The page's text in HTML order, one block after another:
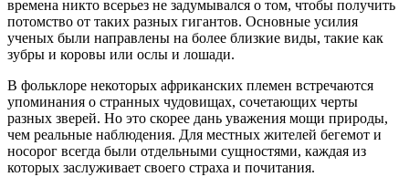
времена никто всерьез не задумывался о том, чтобы получить
потомство от таких разных гигантов. Основные усилия
ученых были направлены на более близкие виды, такие как
зубры и коровы или ослы и лошади.
В фольклоре некоторых африканских племен встречаются
упоминания о странных чудовищах, сочетающих черты
разных зверей. Но это скорее дань уважения мощи природы,
чем реальные наблюдения. Для местных жителей бегемот и
носорог всегда были отдельными сущностями, каждая из
которых заслуживает своего страха и почитания.